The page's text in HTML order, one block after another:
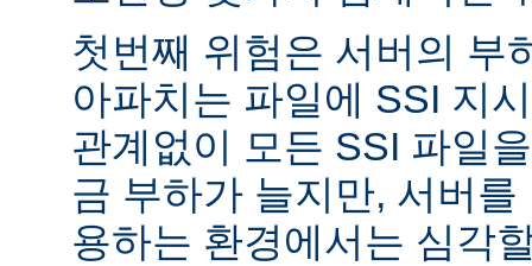
첫번째 위험은 서버의 부
아파치는 파일에 SSI 지
관계없이 모든 SSI 파일
금 부하가 늘지만, 서버
용하는 환경에서는 심각